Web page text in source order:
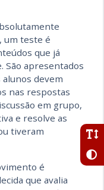
um teste é
que já
apresentados
devem
nas respostas
em grupo,
e resolve as
tiveram
é
que avalia